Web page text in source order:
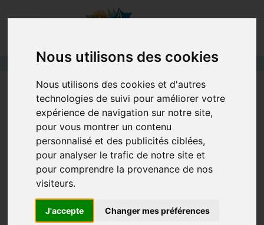
Nous utilisons des cookies
Nous utilisons des cookies et d'autres
technologies de suivi pour améliorer votre
expérience de navigation sur notre site,
pour vous montrer un contenu
personnalisé et des publicités ciblées,
pour analyser le trafic de notre site et
pour comprendre la provenance de nos
visiteurs.
J'accepte Changer mes préférences
Accueil
Circulaires
C. 17/09/2009 Procédure de révision des classements des
C. 17/09/2009 Procédure de
révision des classements des cours
d'eau
Circulaire 2009-09-17
Procédure de révision des classements